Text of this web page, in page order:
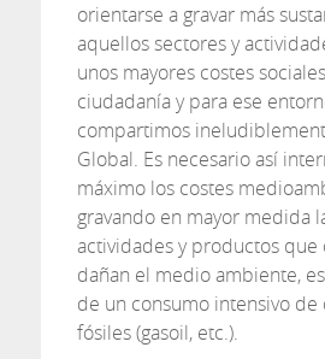
orientarse a gravar más
aquellos sectores y
unos mayores costes
ciudadanía y para ese
compartimos
Global. Es necesario así
máximo los costes
gravando en mayor medida
actividades y productos que
dañan el medio ambiente,
de un consumo intensivo
fósiles (gasoil, etc.).